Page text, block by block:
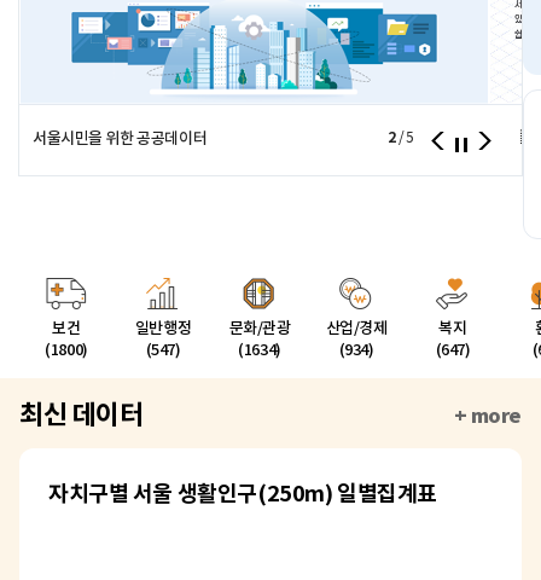
서울시민을 위한 공공데이터 서울
2 /5
보건
(1800)
일반행정
(547)
문화/관광
(1634)
산업/경제
(934)
복지
(647)
최신 데이터 + more
자치구별 서울 생활인구(250m) 일별집계표